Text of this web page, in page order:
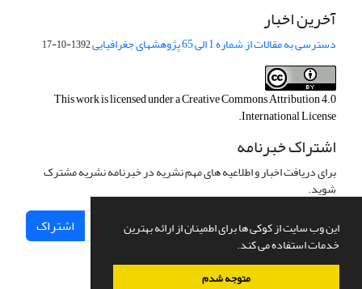
این وب سایت از کوکی ها برای اطمینان از ارائه بهترین
خدمات استفاده می کند.
متوجه شدم
آخرین اخبار
دسترسی به مقالات از شماره 1 الی 65 پژوهشهای جغرافیایی 1392-10-17
This work is licensed under aCreative Commons Attribution 4.0
International License
.
اشتراک خبرنامه
برای دریافت اخبار و اطلاعیه های مهم نشریه در خبرنامه نشریه مشترک
شوید.
اشتراک